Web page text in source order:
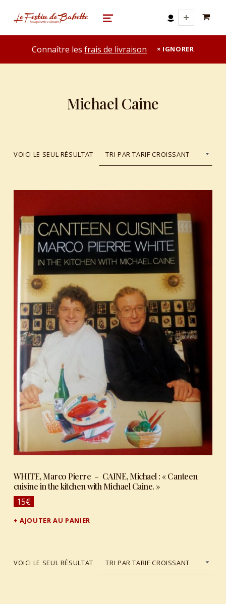
le festin de babette
"LE FESTIN DE BABETTE" – BOUQUINERIE GASTRONOMIQUE MENU
Connaître lesfrais de livraison IGNORER
Michael Caine
VOICI LE SEUL RÉSULTAT
WHITE, Marco Pierre – CAINE, Michael : « Canteen
cuisine in the kitchen with Michael Caine. »
15€
AJOUTER AU PANIER
VOICI LE SEUL RÉSULTAT